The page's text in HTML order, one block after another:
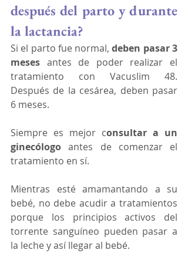
después del parto y durante
la lactancia?
Si el parto fue normal, deben pasar 3
meses antes de poder realizar el
tratamiento con Vacuslim 48.
Después de la cesárea, deben pasar
6 meses.
Siempre es mejor consultar a un
ginecólogo antes de comenzar el
tratamiento en sí.
Mientras esté amamantando a su
bebé, no debe acudir a tratamientos
porque los principios activos del
torrente sanguíneo pueden pasar a
la leche y así llegar al bebé.